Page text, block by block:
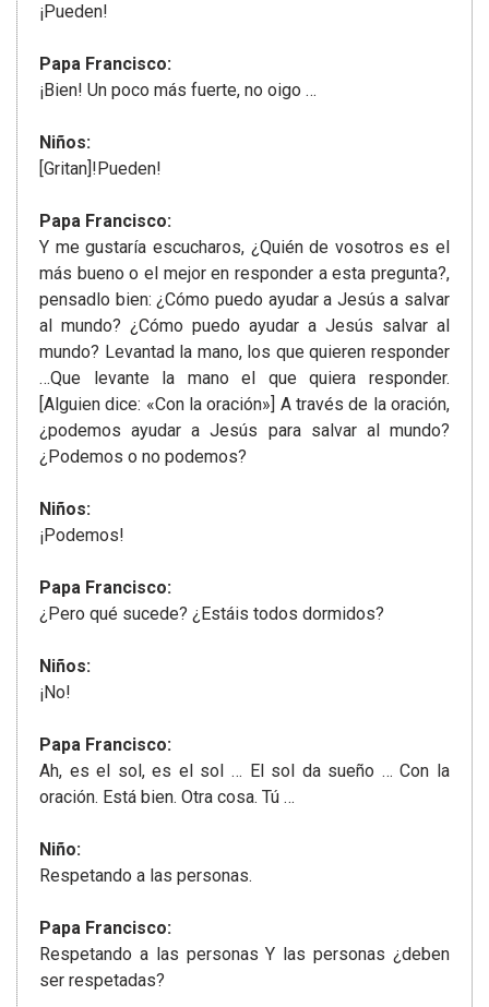
¡Pueden!
Papa Francisco:
¡Bien! Un poco más fuerte, no oigo …
Niños:
[Gritan]!Pueden!
Papa Francisco:
Y me gustaría escucharos, ¿Quién de vosotros es el
más bueno o el mejor en responder a esta pregunta?,
pensadlo bien: ¿Cómo puedo ayudar a Jesús a salvar
al mundo? ¿Cómo puedo ayudar a Jesús salvar al
mundo? Levantad la mano, los que quieren responder
…Que levante la mano el que quiera responder.
[Alguien dice: «Con la oración»] A través de la oración,
¿podemos ayudar a Jesús para salvar al mundo?
¿Podemos o no podemos?
Niños:
¡Podemos!
Papa Francisco:
¿Pero qué sucede? ¿Estáis todos dormidos?
Niños:
¡No!
Papa Francisco:
Ah, es el sol, es el sol … El sol da sueño … Con la
oración. Está bien. Otra cosa. Tú …
Niño:
Respetando a las personas.
Papa Francisco:
Respetando a las personas Y las personas ¿deben
ser respetadas?